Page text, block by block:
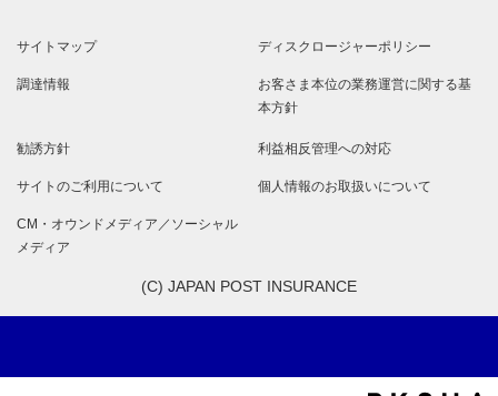
サイトマップ ディスクロージャーポリシー
調達情報 お客さま本位の業務運営に関する基
本方針
勧誘方針 利益相反管理への対応
サイトのご利用について 個人情報のお取扱いについて
CM・オウンドメディア／ソーシャル
メディア
(C) JAPAN POST INSURANCE